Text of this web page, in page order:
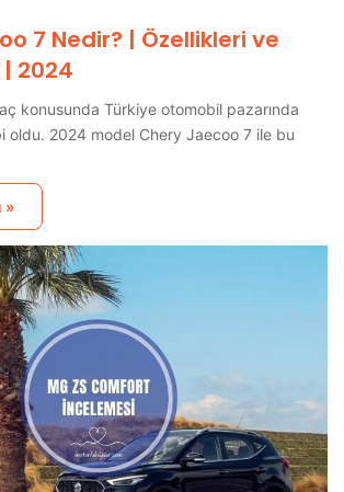
7 Nedir? | Özellikleri ve
2024
konusunda Türkiye otomobil pazarında
oldu. 2024 model Chery Jaecoo 7 ile bu
»